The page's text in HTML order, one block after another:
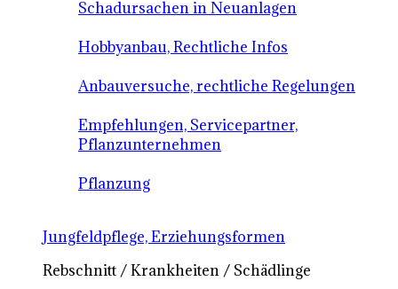
Schadursachen in Neuanlagen
Hobbyanbau, Rechtliche Infos
Anbauversuche, rechtliche Regelungen
Empfehlungen, Servicepartner,
Pflanzunternehmen
Pflanzung
Jungfeldpflege, Erziehungsformen
Rebschnitt / Krankheiten / Schädlinge